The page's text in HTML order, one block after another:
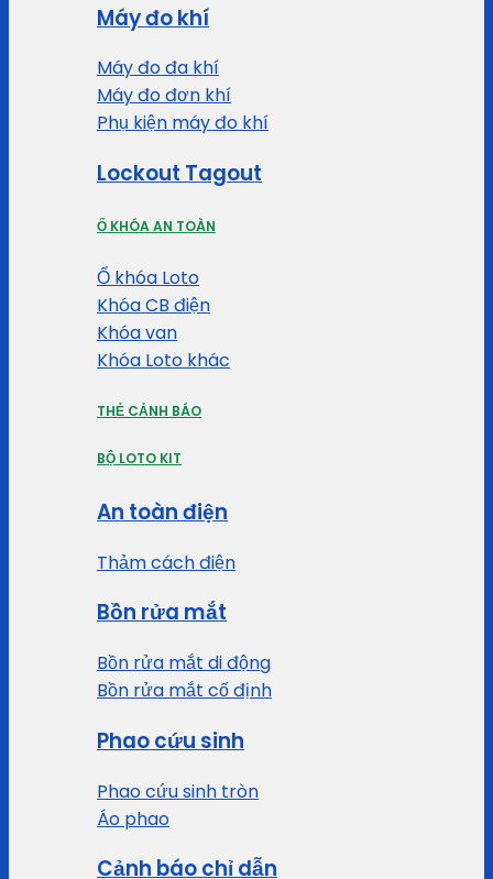
Máy đo khí
Máy đo đa khí
Máy đo đơn khí
Phụ kiện máy đo khí
Lockout Tagout
Ổ KHÓA AN TOÀN
Ổ khóa Loto
Khóa CB điện
Khóa van
Khóa Loto khác
THẺ CẢNH BÁO
BỘ LOTO KIT
An toàn điện
Thảm cách điện
Bồn rửa mắt
Bồn rửa mắt di động
Bồn rửa mắt cố định
Phao cứu sinh
Phao cứu sinh tròn
Áo phao
Cảnh báo chỉ dẫn